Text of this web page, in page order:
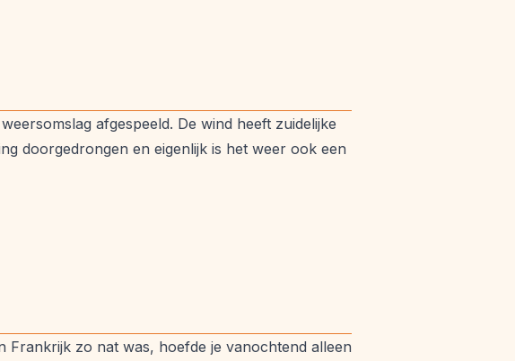
afgespeeld. De wind heeft zuidelijke
doorgedrongen en eigenlijk is het weer ook een
Frankrijk zo nat was, hoefde je vanochtend alleen